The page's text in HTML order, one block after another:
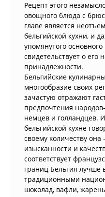
Рецепт этого
овощного блюда с
главе является
бельгийской кухни, и
упомянутого
свидетельствует о его
принадлежности.
Бельгийские
многообразие своих
зачастую отражают
предпочтения
немцев и голландцев.
бельгийской кухне
своему количеству она
изысканности и
соответствует
границ Бельгия лучше
традиционными
шоколад, вафли,